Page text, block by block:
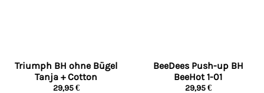
Triumph BH ohne Bügel
Tanja + Cotton
29,95€
BeeDees Push-up BH
BeeHot 1-01
29,95€